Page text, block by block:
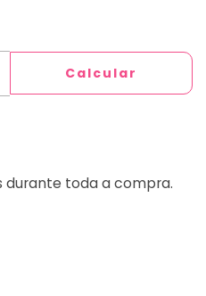
Calcular
durante toda a compra.